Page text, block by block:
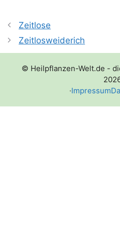
Zeitlose
Zeitlosweiderich
© Heilpflanzen-Welt.de -
·Impressum